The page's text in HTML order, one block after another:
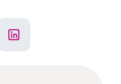
Linkedin